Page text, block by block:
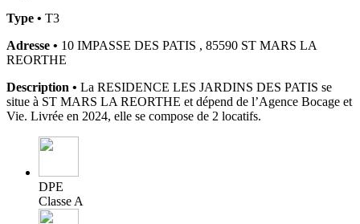
Type • T3
Adresse • 10 IMPASSE DES PATIS , 85590 ST MARS LA
REORTHE
Description • La RESIDENCE LES JARDINS DES PATIS se
situe à ST MARS LA REORTHE et dépend de l’Agence Bocage et
Vie. Livrée en 2024, elle se compose de 2 locatifs.
DPE
Classe A